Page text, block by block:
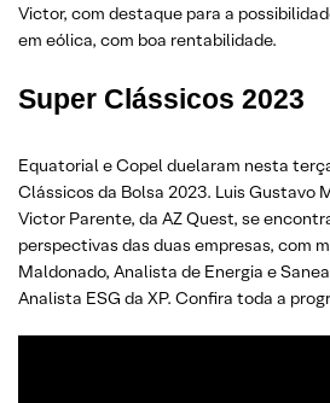
Victor, com destaque para a
em eólica, com boa rentabilidade.
Super Clássicos 2023
Equatorial e Copel duelaram nesta
Clássicos da Bolsa 2023. Luis Gustavo
Victor Parente, da AZ Quest, se
perspectivas das duas empresas, com
Maldonado, Analista de Energia e
Analista ESG da XP. Confira toda a